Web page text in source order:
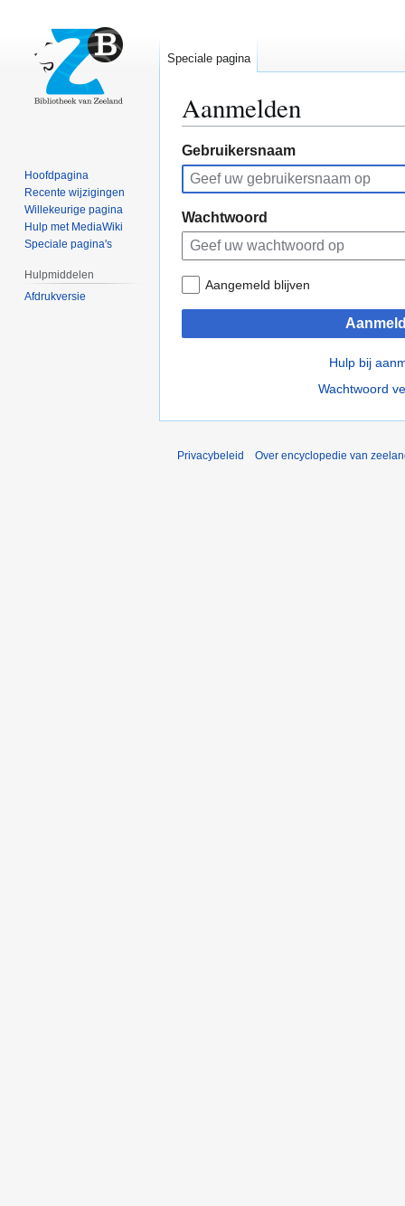
Aanmelden
Naar
navigatie
springen
Naar
zoeken
springen
Gebruikersnaam
Wachtwoord
Aangemeld blijven
Hulp bij
Wachtwoord
Speciale pagina
Hoofdpagina
Recente wijzigingen
Willekeurige pagina
Hulp met MediaWiki
Speciale pagina's
Hulpmiddelen
Afdrukversie
Privacybeleid Over encyclopedie van